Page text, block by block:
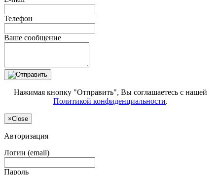
Телефон
Ваше сообщение
Нажимая кнопку "Отправить", Вы соглашаетесь с нашей
Политикой конфиденциальности.
×Close
Авторизация
Логин (email)
Пароль